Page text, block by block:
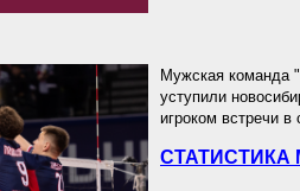
Мужская команда
уступили
игроком встречи
СТАТИСТИКА